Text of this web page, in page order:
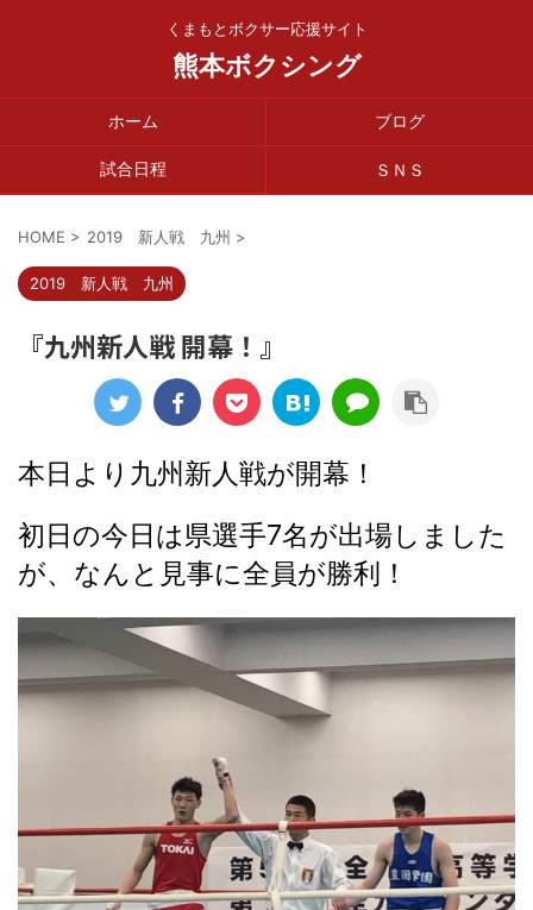
くまもとボクサー応援サイト
熊本ボクシング
ホーム ブログ
試合日程 ＳＮＳ
HOME > 2019 新人戦 九州 >
2019 新人戦 九州
『九州新人戦 開幕！』
本日より九州新人戦が開幕！
初日の今日は県選手7名が出場しました
が、なんと見事に全員が勝利！